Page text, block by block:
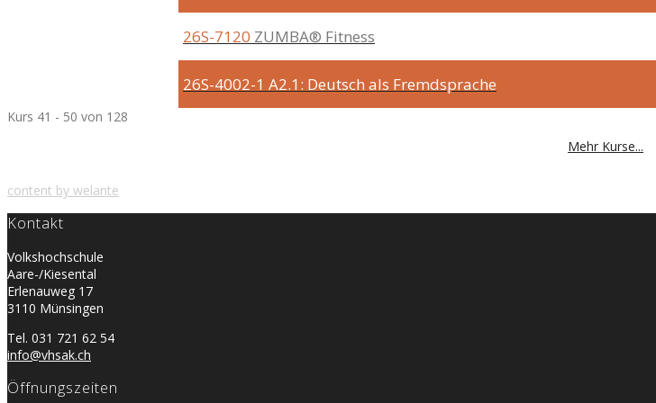
26S-7120 ZUMBA® Fitness
26S-4002-1 A2.1: Deutsch als Fremdsprache
Kurs 41 - 50 von 128
Mehr Kurse...
content by welante
Kontakt
Volkshochschule
Aare-/Kiesental
Erlenauweg 17
3110 Münsingen
Tel. 031 721 62 54
info@vhsak.ch
Öffnungszeiten